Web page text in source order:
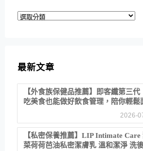
分
最新文章
【外食族保健品推薦】即客纖第三代
吃美食也能做好飲食管理，陪你輕鬆
2026-
【私密保養推薦】LIP Intimate Care
菜荷荷芭油私密潔膚乳 溫和潔淨 洗